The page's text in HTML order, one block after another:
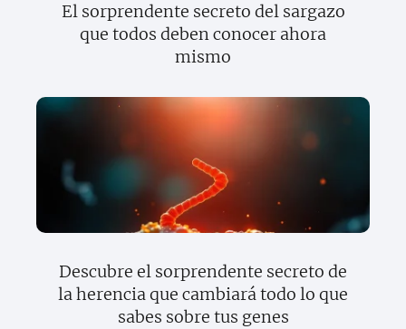
El sorprendente secreto del sargazo
que todos deben conocer ahora
mismo
Descubre el sorprendente secreto de
la herencia que cambiará todo lo que
sabes sobre tus genes